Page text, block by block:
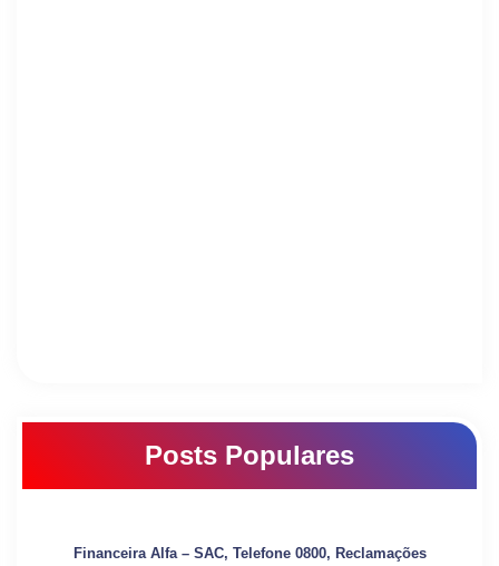
Posts Populares
Financeira Alfa – SAC, Telefone 0800, Reclamações